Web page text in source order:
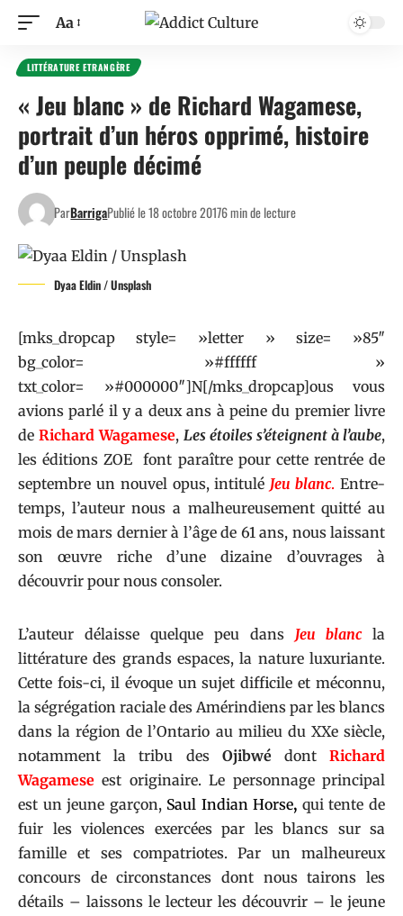
Aa
LITTÉRATURE ETRANGÈRE
« Jeu blanc » de Richard Wagamese,
portrait d’un héros opprimé, histoire
d’un peuple décimé
ParBarrigaPublié le 18 octobre 20176 min de lecture
Dyaa Eldin / Unsplash
[mks_dropcap style= »letter » size= »85″
bg_color= »#ffffff »
txt_color= »#000000″]N[/mks_dropcap]ous vous
avions parlé il y a deux ans à peine du premier livre
de Richard Wagamese, Les étoiles s’éteignent à l’aube,
leséditions ZOE font paraître pour cette rentrée de
septembre un nouvel opus, intitulé Jeu blanc. Entre-
temps, l’auteur nous a malheureusement quitté au
mois de mars dernier à l’âge de 61 ans, nous laissant
son œuvre riche d’une dizaine d’ouvrages à
découvrir pour nous consoler.
L’auteur délaisse quelque peu dans Jeu blancla
littérature des grands espaces, la nature luxuriante.
Cette fois-ci, il évoque un sujet difficile et méconnu,
la ségrégation raciale des Amérindiens par les blancs
dans la région de l’Ontario au milieu du XXe siècle,
notamment la tribu des Ojibwé dontRichard
Wagamese est originaire. Le personnage principal
est un jeune garçon, Saul Indian Horse, qui tente de
fuir les violences exercées par les blancs sur sa
famille et ses compatriotes. Par un malheureux
concours de circonstances dont nous tairons les
détails – laissons le lecteur les découvrir – le jeune